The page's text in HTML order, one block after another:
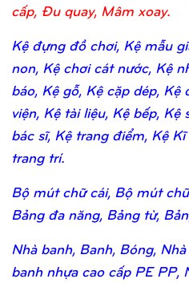
cấp, Đu quay, Mâm xoay.
Kệ đựng đồ chơi, Kệ mẫu
non, Kệ chơi cát nước, Kệ
báo, Kệ gỗ, Kệ cặp dép,
viện, Kệ tài liệu, Kệ bếp, Kệ
bác sĩ, Kệ trang điểm, Kệ
trang trí.
Bộ mút chữ cái, Bộ mút
Bảng đa năng, Bảng từ,
Nhà banh, Banh, Bóng,
banh nhựa cao cấp PE PP,